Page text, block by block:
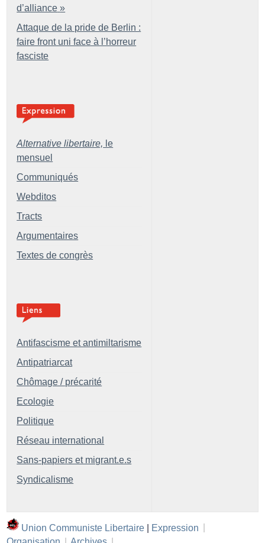
d’alliance »
Attaque de la pride de Berlin :
faire front uni face à l’horreur
fasciste
Alternative libertaire, le
mensuel
Communiqués
Webditos
Tracts
Argumentaires
Textes de congrès
Antifascisme et antimiltarisme
Antipatriarcat
Chômage / précarité
Ecologie
Politique
Réseau international
Sans-papiers et migrant.e.s
Syndicalisme
Union Communiste Libertaire | Expression